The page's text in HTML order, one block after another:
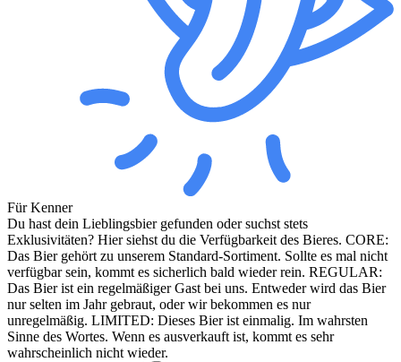
Für Kenner
Du hast dein Lieblingsbier gefunden oder suchst stets
Exklusivitäten? Hier siehst du die Verfügbarkeit des Bieres. CORE:
Das Bier gehört zu unserem Standard-Sortiment. Sollte es mal nicht
verfügbar sein, kommt es sicherlich bald wieder rein. REGULAR:
Das Bier ist ein regelmäßiger Gast bei uns. Entweder wird das Bier
nur selten im Jahr gebraut, oder wir bekommen es nur
unregelmäßig. LIMITED: Dieses Bier ist einmalig. Im wahrsten
Sinne des Wortes. Wenn es ausverkauft ist, kommt es sehr
wahrscheinlich nicht wieder.